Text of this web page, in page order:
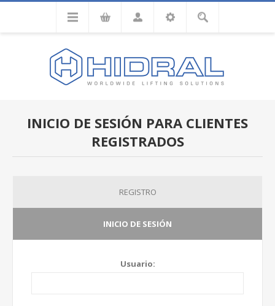
INICIO DE SESIÓN PARA CLIENTES
REGISTRADOS
REGISTRO
INICIO DE SESIÓN
Usuario: